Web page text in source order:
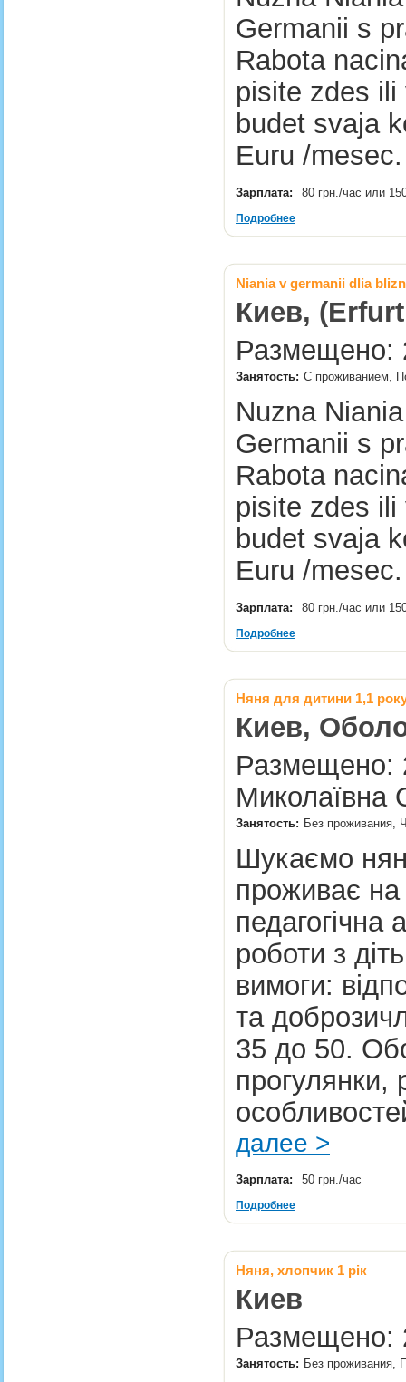
Germanii s
Rabota
pisite zdes ili
budet svaja
Euru /
Зарплата: 80 грн./час или
Подробнее
Niania v germanii dlia
Киев,
Размещено:
Занятость: С проживанием,
Nuzna
Germanii s
Rabota
pisite zdes ili
budet svaja
Euru /
Зарплата: 80 грн./час или
Подробнее
Няня для дитини 1,1
Киев,
Размещено:
Миколаївна
Занятость: Без проживания,
Шукаємо
проживає
роботи з
вимоги:
та
35 до 50.
прогулянки,
далее >
Зарплата: 50 грн./час
Подробнее
Няня, хлопчик 1 рік
Киев
Размещено:
Занятость: Без проживания,